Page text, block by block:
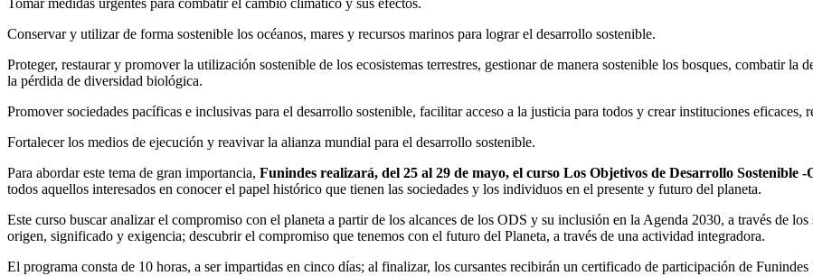
Tomar medidas urgentes para combatir el cambio climático y sus efectos.
Conservar y utilizar de forma sostenible los océanos, mares y recursos marinos para lograr el desarrollo sostenible.
Proteger, restaurar y promover la utilización sostenible de los ecosistemas terrestres, gestionar de manera sostenible los bosques, combatir
la pérdida de diversidad biológica.
Promover sociedades pacíficas e inclusivas para el desarrollo sostenible, facilitar acceso a la justicia para todos y crear instituciones eficaces,
Fortalecer los medios de ejecución y reavivar la alianza mundial para el desarrollo sostenible.
Para abordar este tema de gran importancia, Funindes realizará, del 25 al 29 de mayo, el curso Los Objetivos de Desarrollo Sostenible -
todos aquellos interesados en conocer el papel histórico que tienen las sociedades y los individuos en el presente y futuro del planeta.
Este curso buscar analizar el compromiso con el planeta a partir de los alcances de los ODS y su inclusión en la Agenda 2030, a través de
origen, significado y exigencia; descubrir el compromiso que tenemos con el futuro del Planeta, a través de una actividad integradora.
El programa consta de 10 horas, a ser impartidas en cinco días; al finalizar, los cursantes recibirán un certificado de participación de